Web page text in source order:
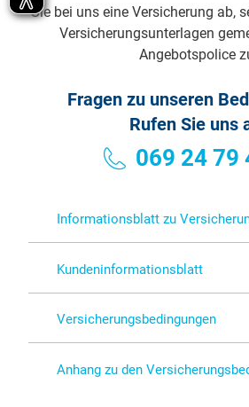
Sie bei uns eine Versicherung ab,
Versicherungsunterlagen
Angebotspolice
Fragen zu unseren
Rufen Sie uns
069 24 79
Informationsblatt zu
Kundeninformationsblatt
Versicherungsbedingungen
Anhang zu den